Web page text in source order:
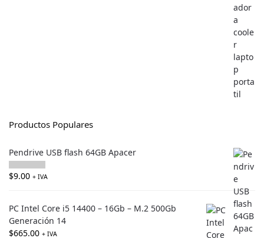
Productos Populares
Pendrive USB flash 64GB Apacer
$9.00 + IVA
PC Intel Core i5 14400 – 16Gb – M.2 500Gb
Generación 14
$665.00 + IVA